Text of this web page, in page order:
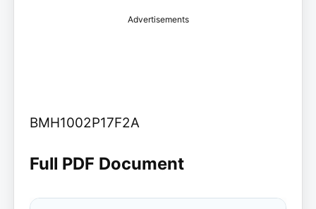
Advertisements
BMH1002P17F2A
Full PDF Document